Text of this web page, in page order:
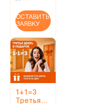
ОСТАВИТЬ
ЗАЯВКУ
1+1=3
Третья